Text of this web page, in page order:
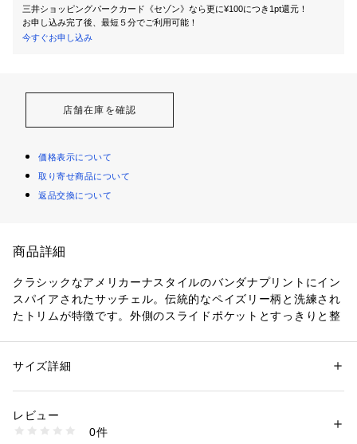
三井ショッピングパークカード《セゾン》なら更に¥100につき1pt還元！
お申し込み完了後、最短５分でご利用可能！
今すぐお申し込み
店舗在庫を確認
価格表示について
取り寄せ商品について
返品交換について
商品詳細
クラシックなアメリカーナスタイルのバンダナプリントにイン
スパイアされたサッチェル。伝統的なペイズリー柄と洗練され
たトリムが特徴です。外側のスライドポケットとすっきりと整
クロージャー：ファスナー
ハンドル/ストラップ：調節・取り外し可能なクロスボディス
性別：レディース
素材：外側：プリントポリウレタン 内側：再生ポリエステル
商品番号：
SHB2921565 （ショップ）
サイズ詳細
レビュー
0件